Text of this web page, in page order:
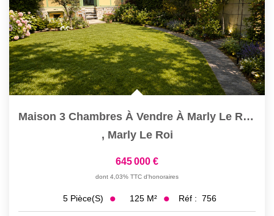
Maison 3 Chambres À Vendre À Marly Le Roi - Bon État, Calme...
, Marly Le Roi
645 000 €
dont 4,03% TTC d'honoraires
5 Pièce(s) 125 M² Réf : 756